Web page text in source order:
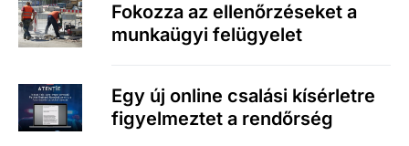
Fokozza az ellenőrzéseket a
munkaügyi felügyelet
Egy új online csalási kísérletre
figyelmeztet a rendőrség